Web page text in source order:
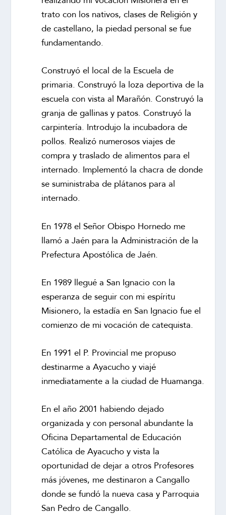
trato con los nativos, clases de Religión y
de castellano, la piedad personal se fue
fundamentando.
Construyó el local de la Escuela de
primaria. Construyó la loza deportiva de la
escuela con vista al Marañón. Construyó la
granja de gallinas y patos. Construyó la
carpintería. Introdujo la incubadora de
pollos. Realizó numerosos viajes de
compra y traslado de alimentos para el
internado. Implementó la chacra de donde
se suministraba de plátanos para al
internado.
En 1978 el Señor Obispo Hornedo me
llamó a Jaén para la Administración de la
Prefectura Apostólica de Jaén.
En 1989 llegué a San Ignacio con la
esperanza de seguir con mi espíritu
Misionero, la estadía en San Ignacio fue el
comienzo de mi vocación de catequista.
En 1991 el P. Provincial me propuso
destinarme a Ayacucho y viajé
inmediatamente a la ciudad de Huamanga.
En el año 2001 habiendo dejado
organizada y con personal abundante la
Oficina Departamental de Educación
Católica de Ayacucho y vista la
oportunidad de dejar a otros Profesores
más jóvenes, me destinaron a Cangallo
donde se fundó la nueva casa y Parroquia
San Pedro de Cangallo.